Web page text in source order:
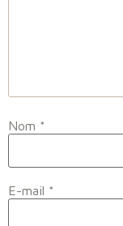
Nom *
E-mail *